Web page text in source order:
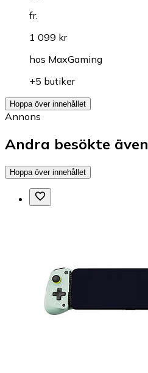
fr.
1 099 kr
hos MaxGaming
+5 butiker
Hoppa över innehållet
Annons
Andra besökte även
Hoppa över innehållet